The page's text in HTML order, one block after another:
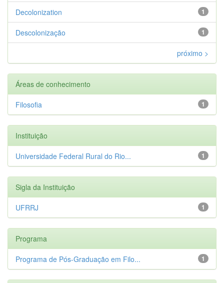
1
Decolonization
1
Descolonização
próximo >
Áreas de conhecimento
1
Filosofia
Instituição
1
Universidade Federal Rural do Rio...
Sigla da Instituição
1
UFRRJ
Programa
1
Programa de Pós-Graduação em Filo...